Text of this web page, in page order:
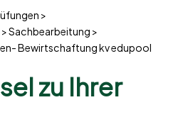
Sachbearbeitung
Bewirtschaftung kv edupool
zu Ihrer